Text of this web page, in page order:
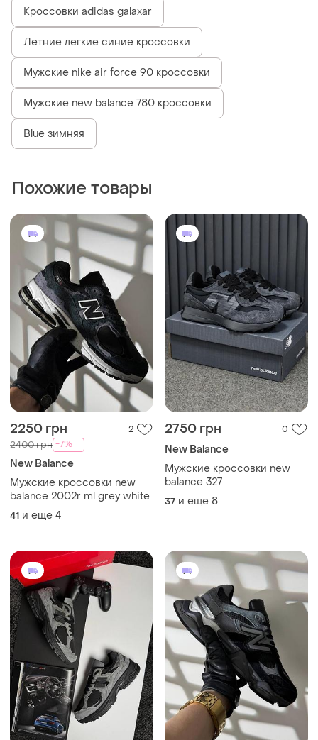
Кроссовки adidas galaxar
Летние легкие синие кроссовки
Мужские nike air force 90 кроссовки
Мужские new balance 780 кроссовки
Blue зимняя
Похожие товары
2250 грн 2
2400 грн -7%
New Balance
Мужские кроссовки new
balance 2002r ml grey white
41 и еще 4
2750 грн 0
New Balance
Мужские кроссовки new
balance 327
37 и еще 8